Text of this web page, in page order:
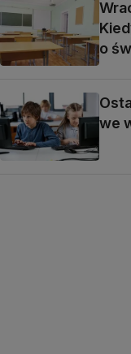
o
we